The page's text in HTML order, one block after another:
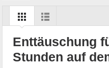
Enttäuschung
Stunden auf